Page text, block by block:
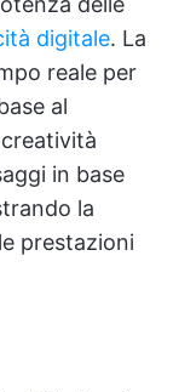
digitale. La
reale per
al
in base
la
prestazioni